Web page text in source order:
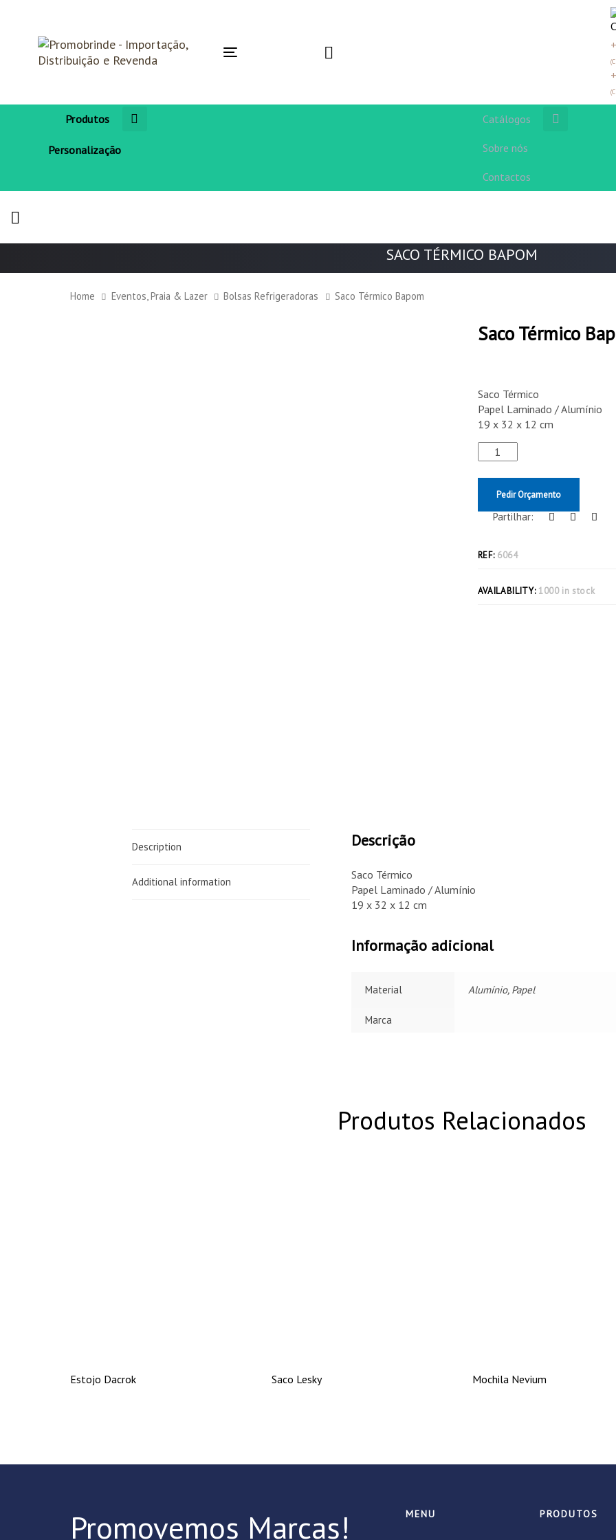
Toggle
Produtos
Personalização
Catálogos
Sobre nós
Contactos
SACO TÉRMICO BAPOM
Home Eventos, Praia & Lazer Bolsas Refrigeradoras Saco Térmico Bapom
Saco Térmico
Saco Térmico
Papel Laminado / Alumínio
19 x 32 x 12 cm
Pedir Orçamento
Partilhar:
REF: 6064
AVAILABILITY: 1000 in stock
Description
Additional information
Descrição
Saco Térmico
Papel Laminado / Alumínio
19 x 32 x 12 cm
Informação adicional
Material Alumínio, Papel
Marca
Produtos Relacionados
Estojo Dacrok Saco Lesky Mochila Nevium
Promovemos Marcas! MENU PRODUTOS